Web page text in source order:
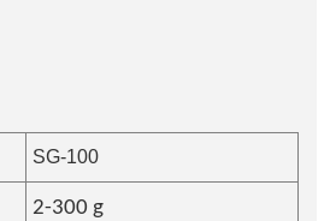
SG-100
2-300 g